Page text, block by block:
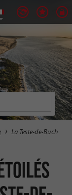
La Teste-de-Buch